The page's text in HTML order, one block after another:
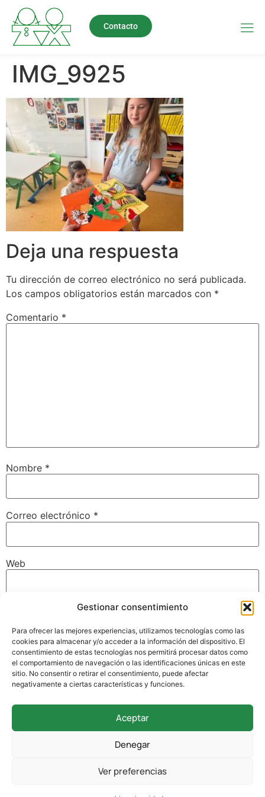
Gestionar consentimiento
Para ofrecer las mejores experiencias, utilizamos tecnologías como las
cookies para almacenar y/o acceder a la información del dispositivo. El
consentimiento de estas tecnologías nos permitirá procesar datos como
el comportamiento de navegación o las identificaciones únicas en este
sitio. No consentir o retirar el consentimiento, puede afectar
negativamente a ciertas características y funciones.
Aceptar
Denegar
Ver preferencias
Contacto
IMG_9925
Deja una respuesta
Tu dirección de correo electrónico no será publicada.
Los campos obligatorios están marcados con *
Comentario *
Nombre *
Correo electrónico *
Web
navegador para la próxima vez que comente.
La Llanilla, 102, 39012 Santander, Cantabria